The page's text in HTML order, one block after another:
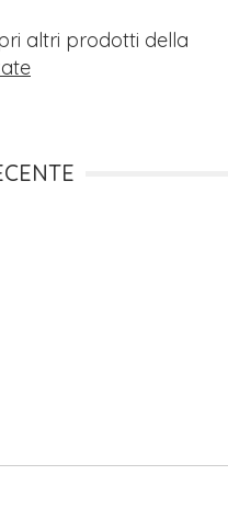
altri prodotti della